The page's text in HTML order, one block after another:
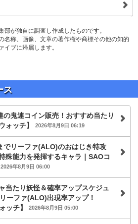
が独自に調査し作成したものです。
名称、画像、文章の著作権や商標その他の知的
イブに帰属します。
ス
の鬼連コイン販売！おすすめ当たり
ォッチ】
2026年8月9日 06:19
でリーファ(ALO)のおはじき特攻
殊能力を発揮するキャラ｜SAOコ
2026年8月9日 06:00
当たり妖怪＆確率アップスケジュ
ーファ(ALO)出現率アップ！
ッチ】
2026年8月9日 05:00